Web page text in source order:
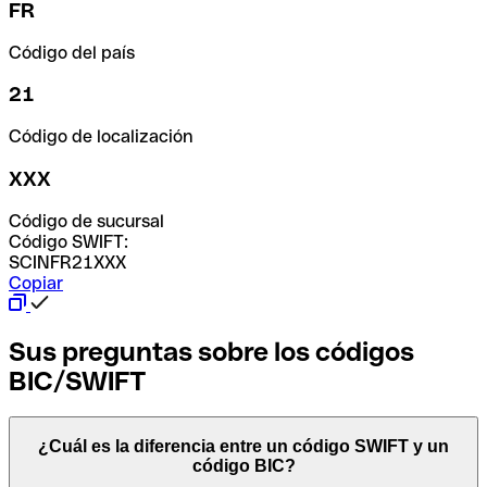
FR
Código del país
21
Código de localización
XXX
Código de sucursal
Código SWIFT:
SCINFR21XXX
Copiar
Sus preguntas sobre los códigos
BIC/SWIFT
¿Cuál es la diferencia entre un código SWIFT y un
código BIC?